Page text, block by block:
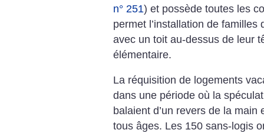
n° 251) et possède toutes les
permet l’installation de
avec un toit au-dessus de leur
élémentaire.
La réquisition de logements
dans une période où la
balaient d’un revers de la
tous âges. Les 150 sans-logis